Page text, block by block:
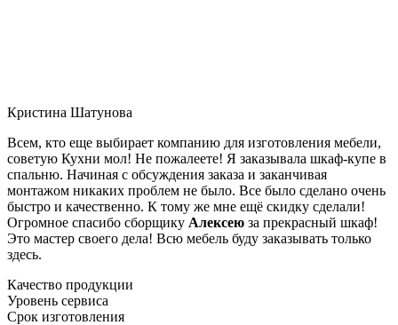
Кристина Шатунова
Всем, кто еще выбирает компанию для изготовления мебели,
советую Кухни мол! Не пожалеете! Я заказывала шкаф-купе в
спальню. Начиная с обсуждения заказа и заканчивая
монтажом никаких проблем не было. Все было сделано очень
быстро и качественно. К тому же мне ещё скидку сделали!
Огромное спасибо сборщику Алексею за прекрасный шкаф!
Это мастер своего дела! Всю мебель буду заказывать только
здесь.
Качество продукции
Уровень сервиса
Срок изготовления